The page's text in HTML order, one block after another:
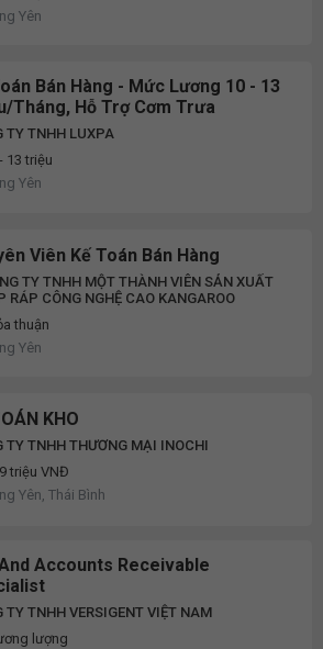
Yên
Bán Hàng - Mức Lương 10 - 13
Tháng, Hỗ Trợ Cơm Trưa
TY TNHH LUXPA
13 triệu
Yên
Viên Kế Toán Bán Hàng
TY TNHH MỘT THÀNH VIÊN SẢN XUẤT
RÁP CÔNG NGHỆ CAO KANGAROO
thuận
Yên
KHO
TY TNHH THƯƠNG MẠI INOCHI
triệu VNĐ
Yên, Thái Bình
Accounts Receivable
TY TNHH VERSIGENT VIỆT NAM
lượng